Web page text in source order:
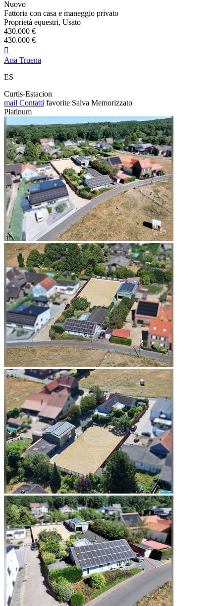
Nuovo
Fattoria con casa e maneggio privato
Proprietà equestri, Usato
430.000 €
430.000 €

Ana Truena
ES
Curtis-Estacion
mail Contatti favorite Salva Memorizzato
Platinum